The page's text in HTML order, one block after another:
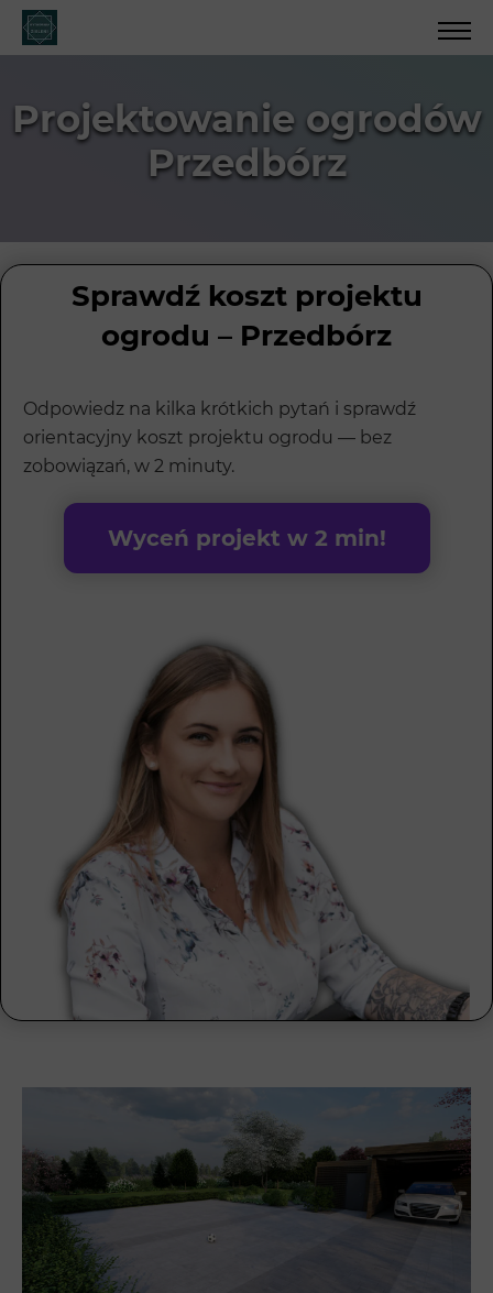
Projektowanie ogrodów
Przedbórz
Sprawdź koszt projektu
ogrodu – Przedbórz
Odpowiedz na kilka krótkich pytań i sprawdź
orientacyjny koszt projektu ogrodu — bez
zobowiązań, w 2 minuty.
Wyceń projekt w 2 min!